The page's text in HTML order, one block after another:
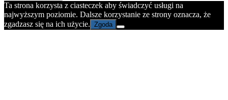
Ta strona korzysta z ciasteczek aby świadczyć usługi na
najwyższym poziomie. Dalsze korzystanie ze strony oznacza, że
zgadzasz się na ich użycie. Zgoda